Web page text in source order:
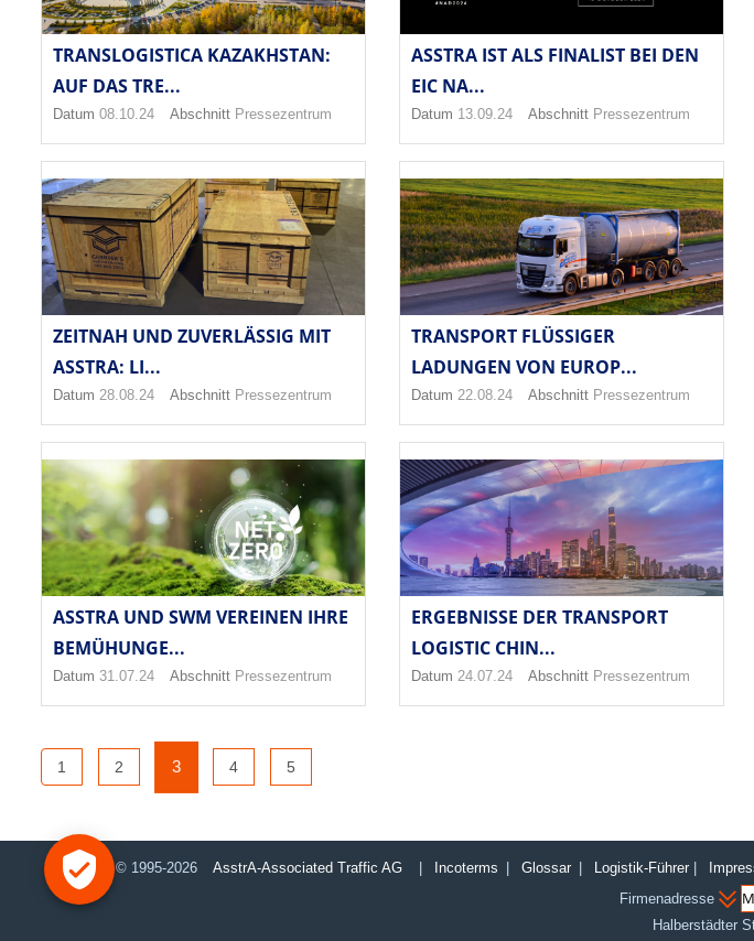
TRANSLOGISTICA KAZAKHSTAN:
AUF DAS TRE...
Datum 08.10.24 Abschnitt Pressezentrum
ASSTRA IST ALS FINALIST BEI DEN
EIC NA...
Datum 13.09.24Abschnitt Pressezentrum
ZEITNAH UND ZUVERLÄSSIG MIT
ASSTRA: LI...
Datum 28.08.24 Abschnitt Pressezentrum
TRANSPORT FLÜSSIGER
LADUNGEN VON EUROP...
Datum 22.08.24Abschnitt Pressezentrum
ASSTRA UND SWM VEREINEN IHRE
BEMÜHUNGE...
Datum 31.07.24 Abschnitt Pressezentrum
ERGEBNISSE DER TRANSPORT
LOGISTIC CHIN...
Datum 24.07.24Abschnitt Pressezentrum
1 2 3 4 5
© 1995-2026 AsstrA-Associated Traffic AG Incoterms Glossar Logistik-Führer
Firmenadresse
Halberstädter